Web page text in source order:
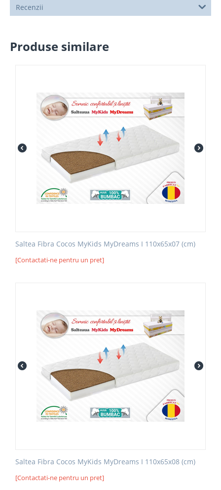
Recenzii
Produse similare
Saltea Fibra Cocos MyKids MyDreams I 110x65x07 (cm)
[Contactati-ne pentru un pret]
Saltea Fibra Cocos MyKids MyDreams I 110x65x08 (cm)
[Contactati-ne pentru un pret]